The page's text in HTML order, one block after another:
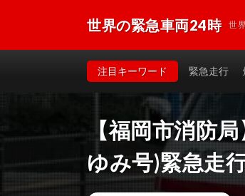
世界の緊急車両24時 世
注目キーワード 緊急走行
【福岡市消防
ゆみ号)緊急走